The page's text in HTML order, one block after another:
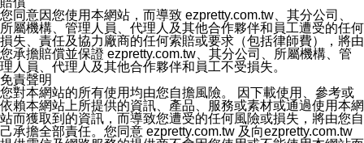
您同意因您使用本網站，而導致 ezpretty.com.tw、其分公司、
所屬機構、管理人員、代理人及其他合作夥伴和員工遭受的任何
損失、責任及協力廠商的任何索賠或要求（包括律師費），將由
您承擔賠償並保證 ezpretty.com.tw、其分公司、所屬機構、管
理人員、代理人及其他合作夥伴和員工不受損失。
免責聲明
您對本網站的所有使用均由您自擔風險。 因下載使用、參考或
依賴本網站上所提供的資訊、產品、服務或素材或通過使用本網
站而獲取到的資訊，而導致您遭受的任何風險或損失，將由您自
己承擔全部責任。您同意 ezpretty.com.tw 及向ezpretty.com.tw